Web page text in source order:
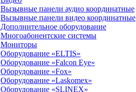
Вызывные панели аудио координатные
Вызывные панели видео координатные
Дополнительное оборудование
Многоабонентские системы
Мониторы
Оборудование «ELTIS»
Оборудование «Falcon Eye»
Оборудование «Fox»
Оборудование «Laskomex»
Оборудование «SLINEX»